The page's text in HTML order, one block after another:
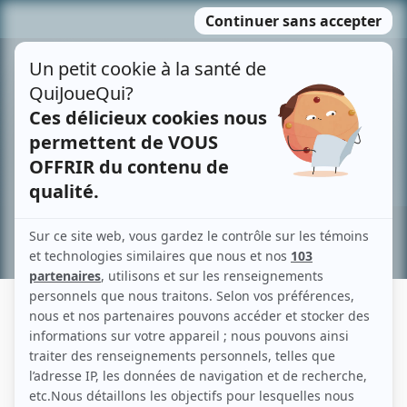
MENU
contenu
Recherche avancée »
ANDRÉ CHAMBERLAND
Liens
Fiche de André Chamberland sur Showbizz.net